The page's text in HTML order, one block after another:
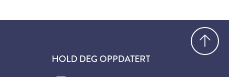
HOLD DEG OPPDATERT